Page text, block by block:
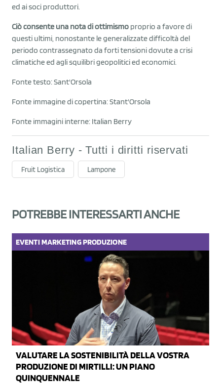
ed ai soci produttori.
Ciò consente una nota di ottimismo proprio a favore di
questi ultimi, nonostante le generalizzate difficoltà del
periodo contrassegnato da forti tensioni dovute a crisi
climatiche ed agli squilibri geopolitici ed economici.
Fonte testo: Sant'Orsola
Fonte immagine di copertina: Stant'Orsola
Fonte immagini interne: Italian Berry
Italian Berry - Tutti i diritti riservati
Fruit Logistica Lampone
POTREBBE INTERESSARTI ANCHE
EVENTIMARKETINGPRODUZIONE
VALUTARE LA SOSTENIBILITÀ DELLA VOSTRA
PRODUZIONE DI MIRTILLI: UN PIANO
QUINQUENNALE